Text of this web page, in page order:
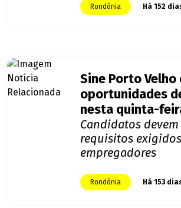
Rondônia Há 152
Sine Porto Velho
oportunidades
nesta quinta-
Candidatos
requisitos
empregadores
Rondônia Há 153